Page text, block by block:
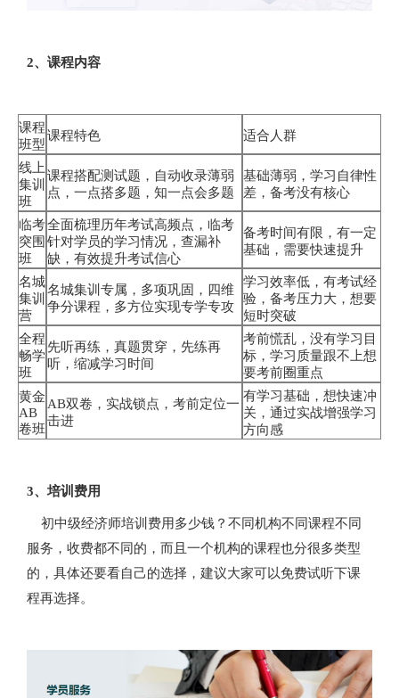
2、课程内容
课程
班型
课程特色 适合人群
线上
集训
班
课程搭配测试题，自动收录薄弱
点，一点搭多题，知一点会多题
基础薄弱，学习自律性
差，备考没有核心
临考
突围
班
全面梳理历年考试高频点，临考
针对学员的学习情况，查漏补
缺，有效提升考试信心
备考时间有限，有一定
基础，需要快速提升
名城
集训
营
名城集训专属，多项巩固，四维
争分课程，多方位实现专学专攻
学习效率低，有考试经
验，备考压力大，想要
短时突破
全程
畅学
班
先听再练，真题贯穿，先练再
听，缩减学习时间
考前慌乱，没有学习目
标，学习质量跟不上想
要考前圈重点
黄金
AB
卷班
AB双卷，实战锁点，考前定位一
击进
有学习基础，想快速冲
关，通过实战增强学习
方向感
3、培训费用
初中级经济师培训费用多少钱？不同机构不同课程不同
服务，收费都不同的，而且一个机构的课程也分很多类型
的，具体还要看自己的选择，建议大家可以免费试听下课
程再选择。